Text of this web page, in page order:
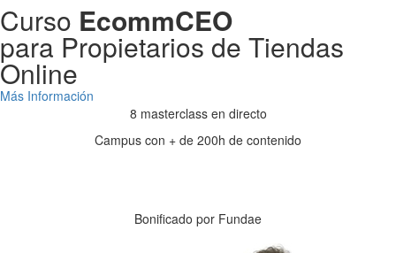
Curso EcommCEO
para Propietarios de Tiendas
Online
Más Información
8 masterclass en directo
Campus con + de 200h de contenido
Bonificado por Fundae